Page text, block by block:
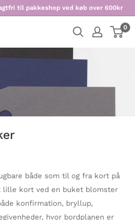
til pakkeshop ved køb over 600kr
0
både som til og fra kort på
lille kort ved en buket blomster
konfirmation, bryllup,
hvor bordplanen er